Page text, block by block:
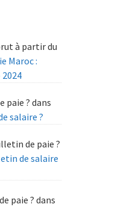
à partir du
Maroc :
paie ? dans
salaire ?
de paie ?
de salaire
paie ? dans